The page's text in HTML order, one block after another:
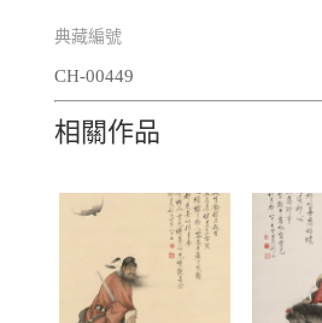
典藏編號
CH-00449
相關作品